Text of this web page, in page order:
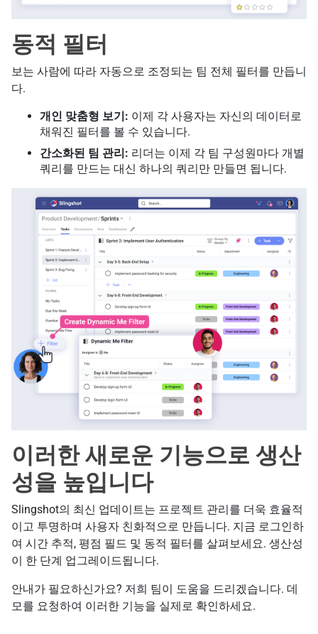
동적 필터
보는 사람에 따라 자동으로 조정되는 팀 전체 필터를 만듭니
다.
개인 맞춤형 보기: 이제 각 사용자는 자신의 데이터로
채워진 필터를 볼 수 있습니다.
간소화된 팀 관리: 리더는 이제 각 팀 구성원마다 개별
쿼리를 만드는 대신 하나의 쿼리만 만들면 됩니다.
이러한 새로운 기능으로 생산
성을 높입니다
Slingshot의 최신 업데이트는 프로젝트 관리를 더욱 효율적
이고 투명하며 사용자 친화적으로 만듭니다. 지금 로그인하
여 시간 추적, 평점 필드 및 동적 필터를 살펴보세요. 생산성
이 한 단계 업그레이드됩니다.
안내가 필요하신가요? 저희 팀이 도움을 드리겠습니다. 데
모를 요청하여 이러한 기능을 실제로 확인하세요.